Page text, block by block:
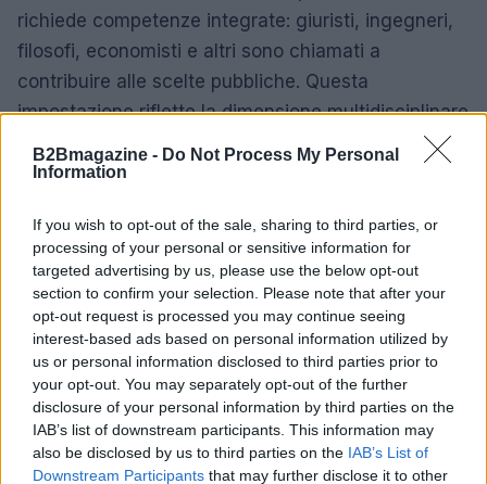
B2Bmagazine - Do Not Process My Personal
Information
If you wish to opt-out of the sale, sharing to third parties, or
processing of your personal or sensitive information for
targeted advertising by us, please use the below opt-out
section to confirm your selection. Please note that after your
opt-out request is processed you may continue seeing
interest-based ads based on personal information utilized by
us or personal information disclosed to third parties prior to
your opt-out. You may separately opt-out of the further
disclosure of your personal information by third parties on the
IAB’s list of downstream participants. This information may
also be disclosed by us to third parties on the IAB’s List of
Downstream Participants that may further disclose it to other
richiede competenze integrate: giuristi, ingegneri,
filosofi, economisti e altri sono chiamati a
contribuire alle scelte pubbliche. Questa
impostazione riflette la dimensione multidisciplinare
richiesta dall’AI Act per attività quali auditing
algoritmico e analisi d’impatto sui diritti
Infine, la Magnifica Humanitas sottolinea che la
Dottrina Sociale
è dinamica: i principi rimangono
stabili mentre gli strumenti regolatori devono
adattarsi alle rapide evoluzioni tecnologiche. Anche
l’AI Act e la Legge 132/2026 contemplano
meccanismi di aggiornamento, coerenti con l’idea
che la normativa debba essere flessibile nelle
applicazioni ma ferma nei valori di fondo.